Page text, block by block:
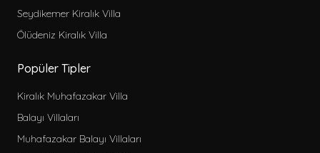
Kahvaltı Dahil Kiralık Villa
Hamamlı Kiralık Villa
Seydikemer Kiralık Villa
Ölüdeniz Kiralık Villa
Popüler Tipler
Kiralık Muhafazakar Villa
Balayı Villaları
Muhafazakar Balayı Villaları